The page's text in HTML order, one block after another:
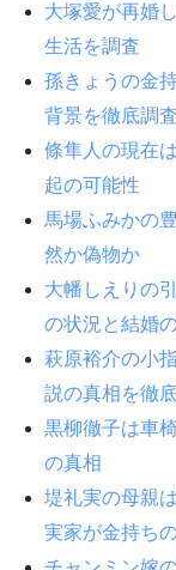
大塚愛が再婚
生活を調査
孫きょうの金
背景を徹底調査
條隼人の現在
起の可能性
馬場ふみかの
然か偽物か
大幡しえりの
の状況と結婚
萩原裕介の小
説の真相を徹
黒柳徹子は車
の真相
堤礼実の母親
実家が金持ち